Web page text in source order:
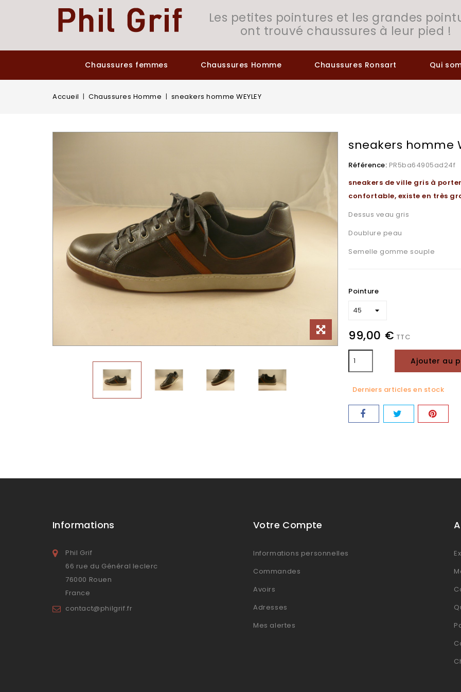
Les petites pointures et les grandes
ont trouvé chaussures à leur pied !
Chaussures femmes Chaussures Homme Chaussures Ronsart Qui
Accueil Chaussures Homme sneakers homme WEYLEY
sneakers homme
Référence: PR5ba64905ad24f
sneakers de ville gris à
confortable, existe en très
Dessus veau gris
Doublure peau
Semelle gomme souple
Pointure
99,00 € TTC
Ajouter au
Derniers articles en stock
Informations
Phil Grif
66 rue du Général leclerc
76000 Rouen
France
contact@philgrif.fr
Votre Compte
Informations personnelles
Commandes
Avoirs
Adresses
Mes alertes
Panneau de gestion des cookies